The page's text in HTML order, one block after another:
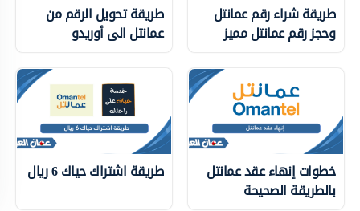
طريقة شراء رقم عمانتل
وحجز رقم عمانتل مميز
طريقة تحويل الرقم من
عمانتل الى أوريدو
خطوات إنهاء عقد عمانتل
بالطريقة الصحيحة
طريقة اشتراك حياك 6 ريال